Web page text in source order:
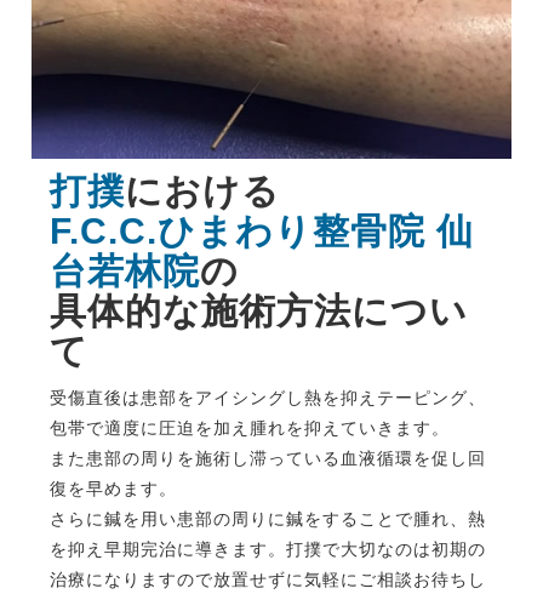
打撲における
F.C.C.ひまわり整骨院 仙
台若林院の
具体的な施術方法につい
て
受傷直後は患部をアイシングし熱を抑えテーピング、
包帯で適度に圧迫を加え腫れを抑えていきます。
また患部の周りを施術し滞っている血液循環を促し回
復を早めます。
さらに鍼を用い患部の周りに鍼をすることで腫れ、熱
を抑え早期完治に導きます。打撲で大切なのは初期の
治療になりますので放置せずに気軽にご相談お待ちし